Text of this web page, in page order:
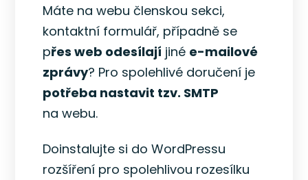
Máte na webu členskou sekci,
kontaktní formulář, případně se
přes web odesílají jiné e-mailové
zprávy? Pro spolehlivé doručení je
potřeba nastavit tzv. SMTP
na webu.
Doinstalujte si do WordPressu
rozšíření pro spolehlivou rozesílku